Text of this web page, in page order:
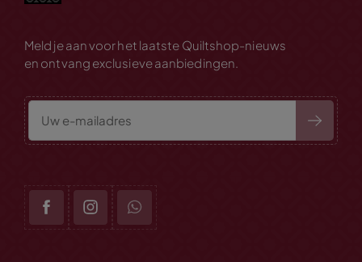
Meld je aan voor het laatste Quiltshop-nieuws
en ontvang exclusieve aanbiedingen.